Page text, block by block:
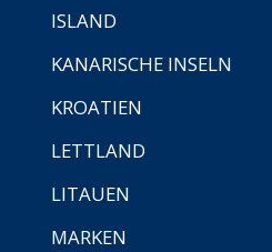
ISLAND
KANARISCHE INSELN
KROATIEN
LETTLAND
LITAUEN
MARKEN